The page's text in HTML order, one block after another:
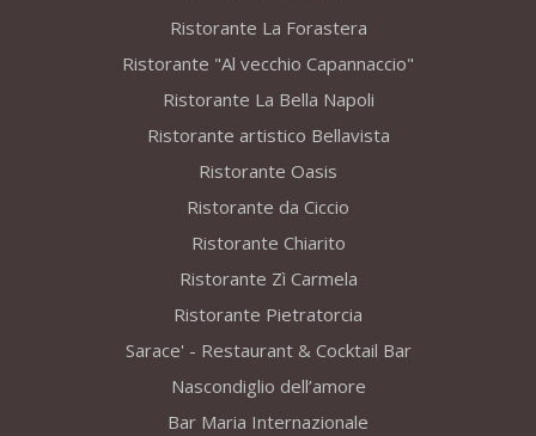
Ristorante La Forastera
Ristorante "Al vecchio Capannaccio"
Ristorante La Bella Napoli
Ristorante artistico Bellavista
Ristorante Oasis
Ristorante da Ciccio
Ristorante Chiarito
Ristorante Zì Carmela
Ristorante Pietratorcia
Sarace' - Restaurant & Cocktail Bar
Nascondiglio dell’amore
Bar Maria Internazionale